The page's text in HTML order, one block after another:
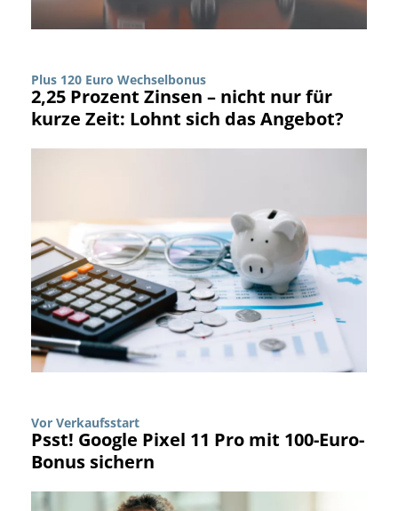
Plus 120 Euro Wechselbonus
2,25 Prozent Zinsen – nicht nur für
kurze Zeit: Lohnt sich das Angebot?
Vor Verkaufsstart
Psst! Google Pixel 11 Pro mit 100-Euro-
Bonus sichern